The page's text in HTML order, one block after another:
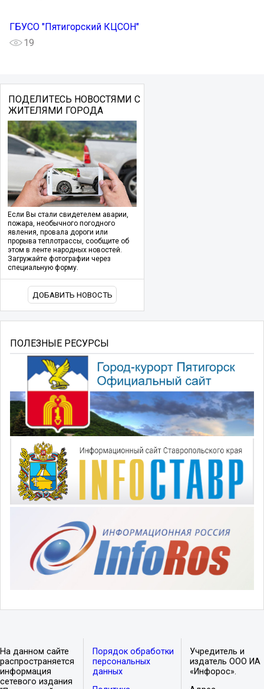
ГБУСО "Пятигорский КЦСОН"
19
ПОДЕЛИТЕСЬ НОВОСТЯМИ С
ЖИТЕЛЯМИ ГОРОДА
Если Вы стали свидетелем аварии,
пожара, необычного погодного
явления, провала дороги или
прорыва теплотрассы, сообщите об
этом в ленте народных новостей.
Загружайте фотографии через
специальную форму.
ДОБАВИТЬ НОВОСТЬ
ПОЛЕЗНЫЕ РЕСУРСЫ
На данном сайте
распространяется
информация
сетевого издания
Порядок обработки
персональных
данных
Учредитель и
издатель ООО ИА
«Инфорос».